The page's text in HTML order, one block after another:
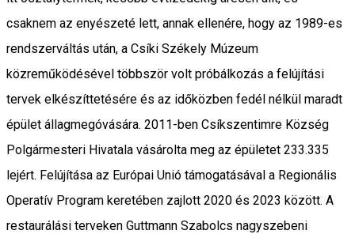
csaknem az enyészeté lett, annak ellenére, hogy az 1989-es
rendszerváltás után, a Csíki Székely Múzeum
közreműködésével többször volt próbálkozás a felújítási
tervek elkészíttetésére és az időközben fedél nélkül maradt
épület állagmegóvására. 2011-ben Csíkszentimre Község
Polgármesteri Hivatala vásárolta meg az épületet 233.335
lejért. Felújítása az Európai Unió támogatásával a Regionális
Operatív Program keretében zajlott 2020 és 2023 között. A
restaurálási terveken Guttmann Szabolcs nagyszebeni